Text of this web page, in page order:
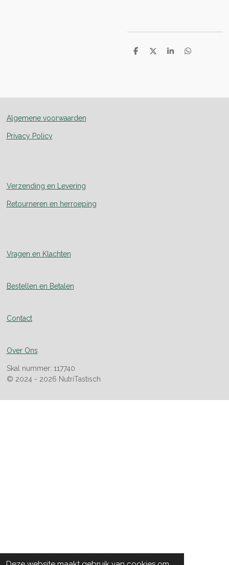
D
D
S
D
Algemene voorwaarden
Privacy Policy
Verzending en Levering
Retourneren en herroeping
Vragen en Klachten
Bestellen en Betalen
Contact
Over Ons
Skal nummer: 117740
© 2024 - 2026 NutriTastisch